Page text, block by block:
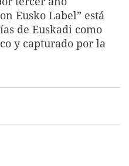
La rosa de los vientos
Gente viajera
Como el perro y el
Caso
Retornados
Equipo de
Extremadura
Galicia
La Rioja
País Vasco
Virales
Televisión
Elecciones
Eusko Label” está
de Euskadi como
y capturado por la